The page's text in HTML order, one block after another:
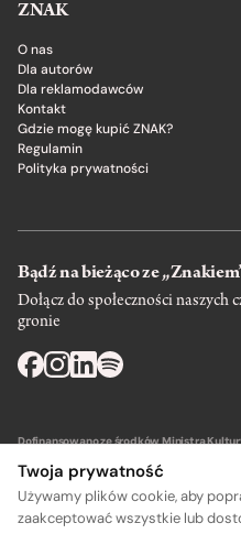
ZNAK
O nas
Dla autorów
Dla reklamodawców
Kontakt
Gdzie mogę kupić ZNAK?
Regulamin
Polityka prywatności
Bądź na bieżąco ze
Dołącz do społeczności
gronie
Dofinansowano ze środków Ministra
Twoja prywatność
Używamy plików cookie, aby
zaakceptować wszystkie lub